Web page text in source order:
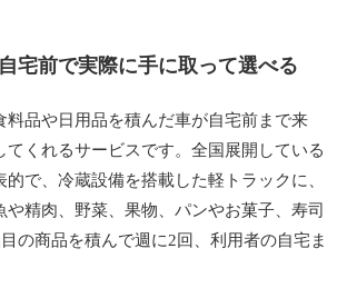
宅前で実際に手に取って選べる
料品や日用品を積んだ車が自宅前まで来
てくれるサービスです。全国展開している
的で、冷蔵設備を搭載した軽トラックに、
や精肉、野菜、果物、パンやお菓子、寿司
の商品を積んで週に2回、利用者の自宅ま